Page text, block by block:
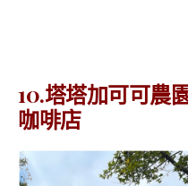
10.塔塔加可可農
咖啡店